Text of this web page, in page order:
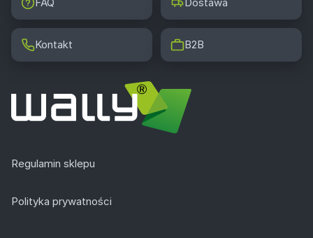
Kontakt B2B
Regulamin sklepu
Polityka prywatności